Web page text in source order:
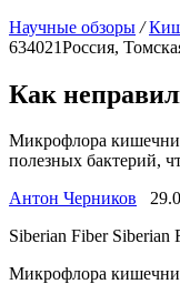
Научные обзоры /
634021Россия,
Как
Микрофлора
полезных бактерий,
Антон Черников
Siberian Fiber Siberian
Микрофлора